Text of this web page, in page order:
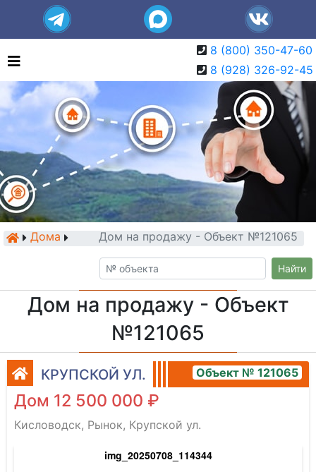
8 (800) 350-47-60
8 (928) 326-92-45
Дома Дом на продажу - Объект №121065
Найти
Дом на продажу - Объект
№121065
КРУПСКОЙ УЛ. Объект № 121065
Дом 12 500 000 ₽
Кисловодск, Рынок, Крупской ул.
img_20250708_114344